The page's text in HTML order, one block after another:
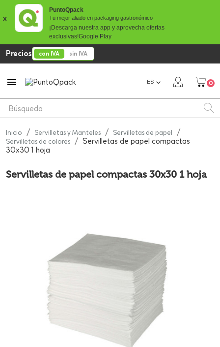
x
PuntoQpack
Tu mejor aliado en packaging gastronómico
¡Descarga nuestra app y aprovecha ofertas
exclusivas!Google Play
Precios con IVA sin IVA
 ES 0
Inicio Servilletas y Manteles
Servilletas de papel
Servilletas de colores
Servilletas de papel compactas
30x30 1 hoja
Servilletas de papel compactas 30x30 1 hoja